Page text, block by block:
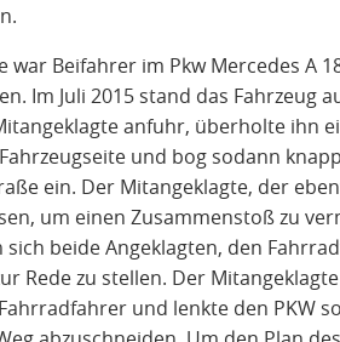
Beifahrer im Pkw Mercedes A
Im Juli 2015 stand das Fahrzeug
anfuhr, überholte ihn
und bog sodann
ein. Der Mitangeklagte, der
um einen Zusammenstoß zu
beide Angeklagten, den
Rede zu stellen. Der
und lenkte den PKW